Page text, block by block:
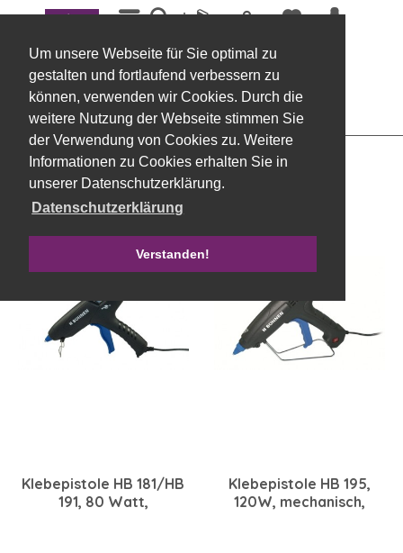
Um unsere Webseite für Sie optimal zu
gestalten und fortlaufend verbessern zu
können, verwenden wir Cookies. Durch die
weitere Nutzung der Webseite stimmen Sie
der Verwendung von Cookies zu. Weitere
Informationen zu Cookies erhalten Sie in
unserer Datenschutzerklärung.
Datenschutzerklärung
Verstanden!
Menü
Klebepistolen
Filtern
Klebepistole HB 181/HB
191, 80 Watt,
Klebepistole HB 195,
120W, mechanisch,